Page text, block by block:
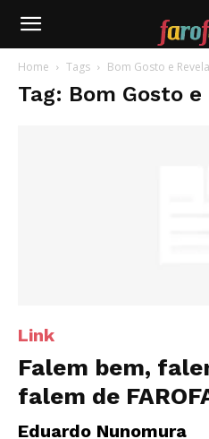
Farofafá
Home Tags Bom Gosto e
Tag: Bom Gosto
Link
Falem bem,
falem de
Eduardo Nunomura